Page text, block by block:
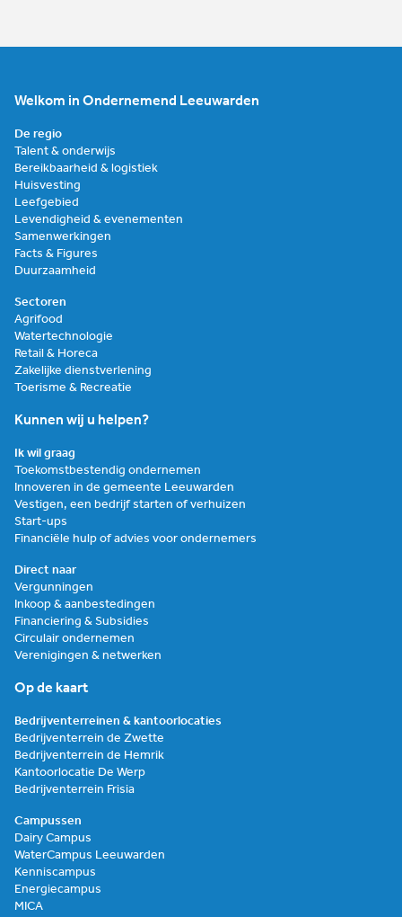
Welkom in Ondernemend Leeuwarden
De regio
Talent & onderwijs
Bereikbaarheid & logistiek
Huisvesting
Leefgebied
Levendigheid & evenementen
Samenwerkingen
Facts & Figures
Duurzaamheid
Sectoren
Agrifood
Watertechnologie
Retail & Horeca
Zakelijke dienstverlening
Toerisme & Recreatie
Kunnen wij u helpen?
Ik wil graag
Toekomstbestendig ondernemen
Innoveren in de gemeente Leeuwarden
Vestigen, een bedrijf starten of verhuizen
Start-ups
Financiële hulp of advies voor ondernemers
Direct naar
Vergunningen
Inkoop & aanbestedingen
Financiering & Subsidies
Circulair ondernemen
Verenigingen & netwerken
Op de kaart
Bedrijventerreinen & kantoorlocaties
Bedrijventerrein de Zwette
Bedrijventerrein de Hemrik
Kantoorlocatie De Werp
Bedrijventerrein Frisia
Campussen
Dairy Campus
WaterCampus Leeuwarden
Kenniscampus
Energiecampus
MICA